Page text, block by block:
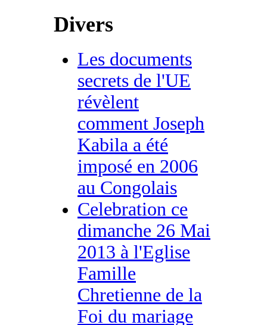
Divers
Les documents
secrets de l'UE
révèlent
comment Joseph
Kabila a été
imposé en 2006
au Congolais
Celebration ce
dimanche 26 Mai
2013 à l'Eglise
Famille
Chretienne de la
Foi du mariage